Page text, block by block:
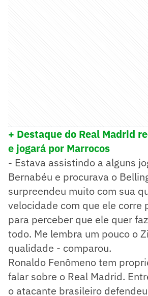
+ Destaque do Real Madrid
e jogará por Marrocos
- Estava assistindo a alguns
Bernabéu e procurava o
surpreendeu muito com sua
velocidade com que ele corre
para perceber que ele quer
todo. Me lembra um pouco o
qualidade - comparou.
Ronaldo Fenômeno tem
falar sobre o Real Madrid.
o atacante brasileiro